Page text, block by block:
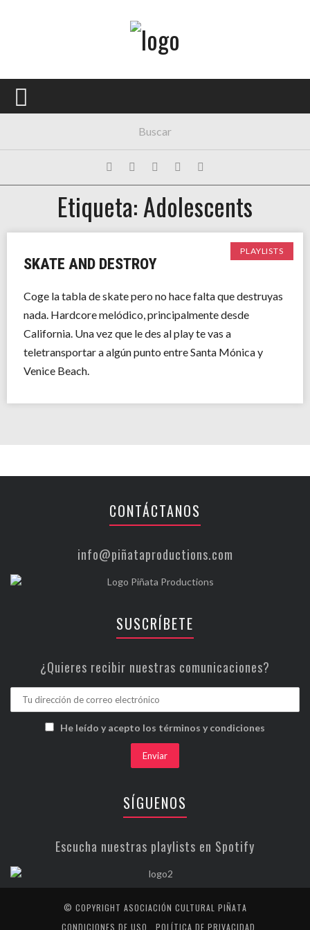
PORTADA
FESTIVALES
EXPOSICIONES
HISTORIAS
Etiqueta: Adolescents
PLAYLISTS
SKATE AND DESTROY
Coge la tabla de skate pero no hace falta que destruyas
nada. Hardcore melódico, principalmente desde
California. Una vez que le des al play te vas a
teletransportar a algún punto entre Santa Mónica y
Venice Beach.
CONTÁCTANOS
info@piñataproductions.com
SUSCRÍBETE
¿Quieres recibir nuestras comunicaciones?
He leído y acepto los términos y condiciones
SÍGUENOS
Escucha nuestras playlists en Spotify
© COPYRIGHT ASOCIACIÓN CULTURAL PIÑATA
CONDICIONES DE USO
POLÍTICA DE PRIVACIDAD